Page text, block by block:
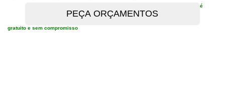
é
gratuito e sem compromisso